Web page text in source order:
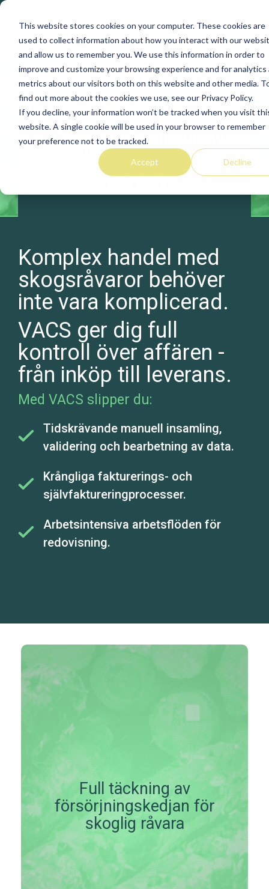
This website stores cookies on your computer. These cookies are
used to collect information about how you interact with our
and allow us to remember you. We use this information in order to
improve and customize your browsing experience and for analytics
metrics about our visitors both on this website and other media.
find out more about the cookies we use, see our Privacy Policy.
If you decline, your information won’t be tracked when you visit
website. A single cookie will be used in your browser to remember
your preference not to be tracked.
Accept Decline
Skip
main
content.
Wood
Purchasing
Solutions
VACS
Stakeholder
LÖSNINGAR FÖR INKÖP AV
SKOGLIG RÅVARA
VACS
Komplex handel med
skogsråvaror behöver
inte vara komplicerad.
VACS ger dig full
kontroll över affären -
från inköp till leverans.
Med VACS slipper du:
Tidskrävande manuell insamling,
validering och bearbetning av data.
Krångliga fakturerings- och
självfaktureringprocesser.
Arbetsintensiva arbetsflöden för
redovisning.
Full täckning av
försörjningskedjan för
skoglig råvara